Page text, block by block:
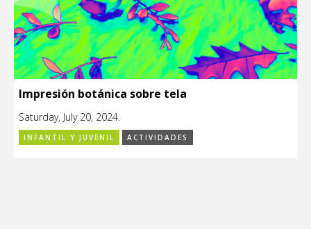
Impresión botánica sobre tela
Saturday, July 20, 2024.
INFANTIL Y JUVENIL ACTIVIDADES